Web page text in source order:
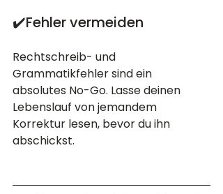
✔️Fehler vermeiden
Rechtschreib- und
Grammatikfehler sind ein
absolutes No-Go. Lasse deinen
Lebenslauf von jemandem
Korrektur lesen, bevor du ihn
abschickst.